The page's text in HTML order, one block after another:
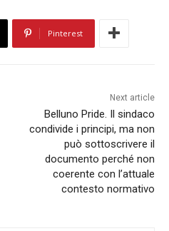
Pinterest
Next article
Belluno Pride. Il sindaco
condivide i principi, ma non
può sottoscrivere il
documento perché non
coerente con l’attuale
contesto normativo